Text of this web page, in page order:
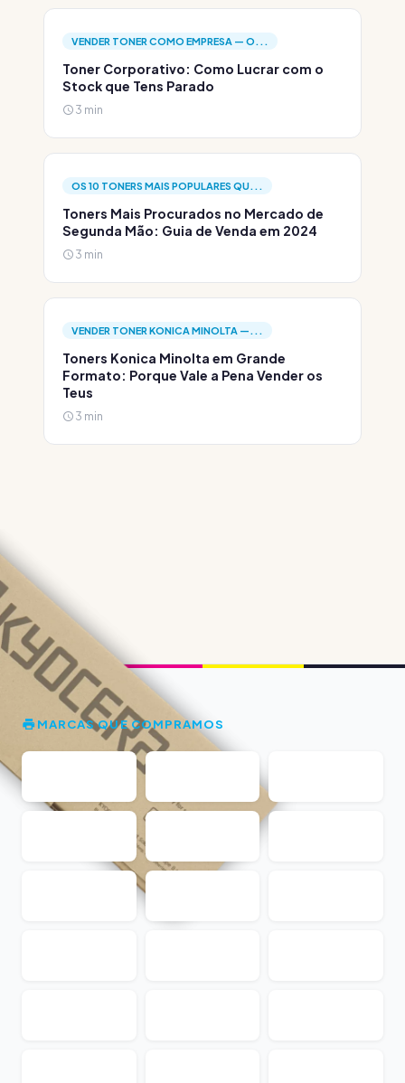
VENDER TONER COMO EMPRESA — O...
Toner Corporativo: Como Lucrar com o
Stock que Tens Parado
3 min
OS 10 TONERS MAIS POPULARES QU...
Toners Mais Procurados no Mercado de
Segunda Mão: Guia de Venda em 2024
3 min
VENDER TONER KONICA MINOLTA —...
Toners Konica Minolta em Grande
Formato: Porque Vale a Pena Vender os
Teus
3 min
MARCAS QUE COMPRAMOS